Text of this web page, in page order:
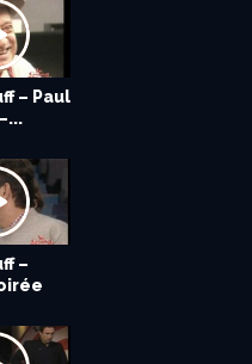
– Paul
–
–
7
–
5